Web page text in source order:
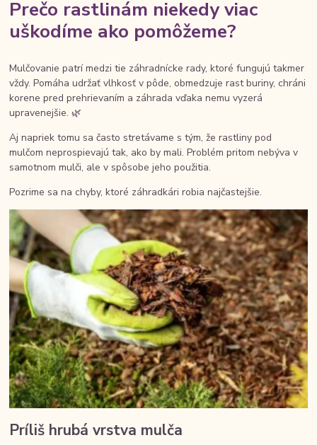
Prečo rastlinám niekedy viac
uškodíme ako pomôžeme?
Mulčovanie patrí medzi tie záhradnícke rady, ktoré fungujú takmer
vždy. Pomáha udržať vlhkosť v pôde, obmedzuje rast buriny, chráni
korene pred prehrievaním a záhrada vďaka nemu vyzerá
upravenejšie. 🌿
Aj napriek tomu sa často stretávame s tým, že rastliny pod
mulčom neprospievajú tak, ako by mali. Problém pritom nebýva v
samotnom mulči, ale v spôsobe jeho použitia.
Pozrime sa na chyby, ktoré záhradkári robia najčastejšie.
Príliš hrubá vrstva mulča